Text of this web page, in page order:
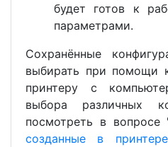
будет готов к
параметрами.
Сохранённые
выбирать при помощи
принтеру с
выбора различных
посмотреть в вопросе
созданные в